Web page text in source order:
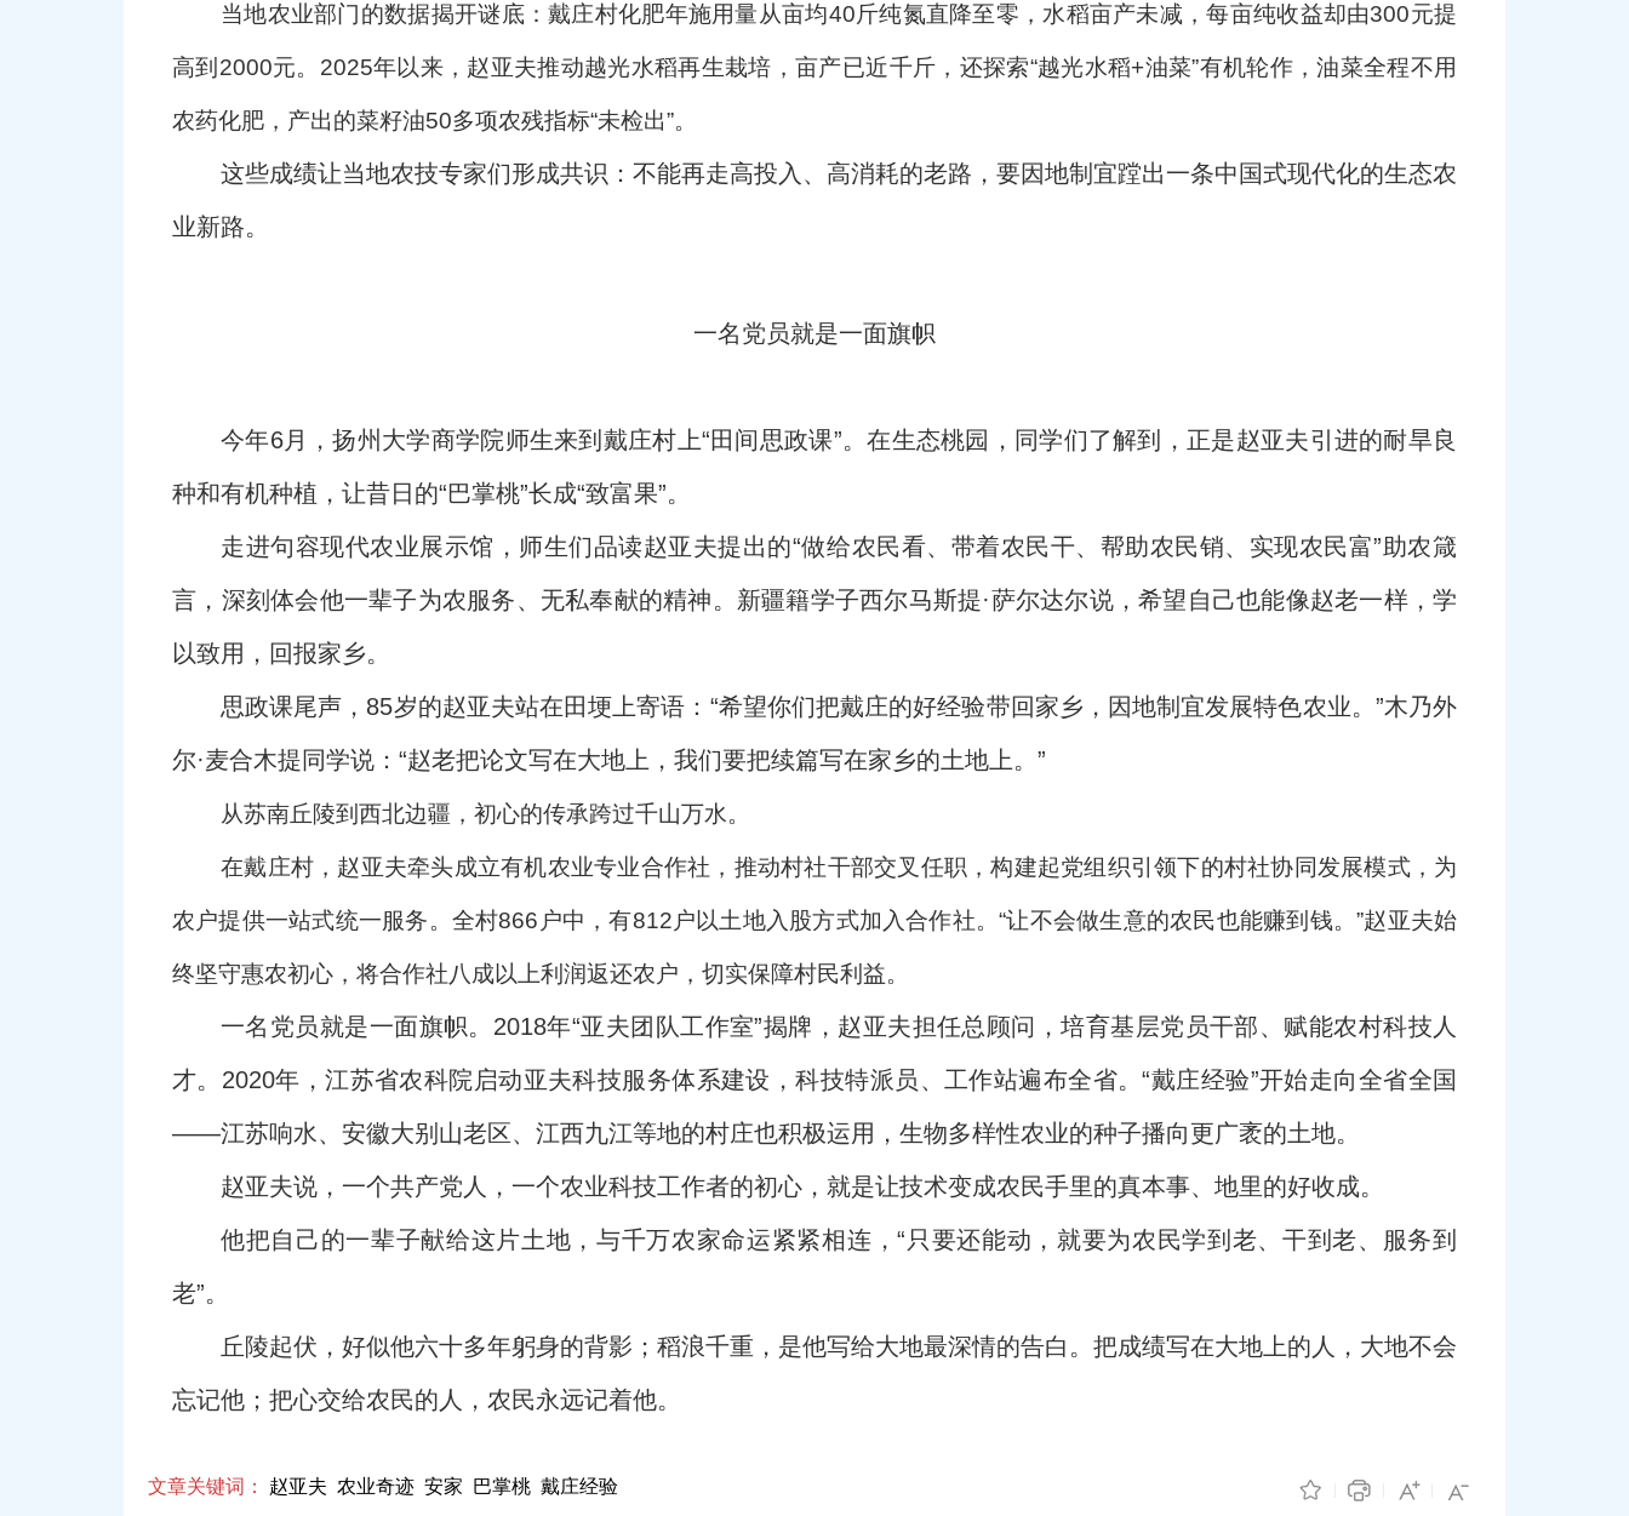
当地农业部门的数据揭开谜底：戴庄村化肥年施用量从亩均40斤纯氮直降至零，水稻亩产未减，每亩纯收益却由300元提
高到2000元。2025年以来，赵亚夫推动越光水稻再生栽培，亩产已近千斤，还探索“越光水稻+油菜”有机轮作，油菜全程不用
农药化肥，产出的菜籽油50多项农残指标“未检出”。
这些成绩让当地农技专家们形成共识：不能再走高投入、高消耗的老路，要因地制宜蹚出一条中国式现代化的生态农
业新路。
一名党员就是一面旗帜
今年6月，扬州大学商学院师生来到戴庄村上“田间思政课”。在生态桃园，同学们了解到，正是赵亚夫引进的耐旱良
种和有机种植，让昔日的“巴掌桃”长成“致富果”。
走进句容现代农业展示馆，师生们品读赵亚夫提出的“做给农民看、带着农民干、帮助农民销、实现农民富”助农箴
言，深刻体会他一辈子为农服务、无私奉献的精神。新疆籍学子西尔马斯提·萨尔达尔说，希望自己也能像赵老一样，学
以致用，回报家乡。
思政课尾声，85岁的赵亚夫站在田埂上寄语：“希望你们把戴庄的好经验带回家乡，因地制宜发展特色农业。”木乃外
尔·麦合木提同学说：“赵老把论文写在大地上，我们要把续篇写在家乡的土地上。”
从苏南丘陵到西北边疆，初心的传承跨过千山万水。
在戴庄村，赵亚夫牵头成立有机农业专业合作社，推动村社干部交叉任职，构建起党组织引领下的村社协同发展模式，为
农户提供一站式统一服务。全村866户中，有812户以土地入股方式加入合作社。“让不会做生意的农民也能赚到钱。”赵亚夫始
终坚守惠农初心，将合作社八成以上利润返还农户，切实保障村民利益。
一名党员就是一面旗帜。2018年“亚夫团队工作室”揭牌，赵亚夫担任总顾问，培育基层党员干部、赋能农村科技人
才。2020年，江苏省农科院启动亚夫科技服务体系建设，科技特派员、工作站遍布全省。“戴庄经验”开始走向全省全国
——江苏响水、安徽大别山老区、江西九江等地的村庄也积极运用，生物多样性农业的种子播向更广袤的土地。
赵亚夫说，一个共产党人，一个农业科技工作者的初心，就是让技术变成农民手里的真本事、地里的好收成。
他把自己的一辈子献给这片土地，与千万农家命运紧紧相连，“只要还能动，就要为农民学到老、干到老、服务到
老”。
丘陵起伏，好似他六十多年躬身的背影；稻浪千重，是他写给大地最深情的告白。把成绩写在大地上的人，大地不会
忘记他；把心交给农民的人，农民永远记着他。
文章关键词： 赵亚夫 农业奇迹 安家 巴掌桃 戴庄经验